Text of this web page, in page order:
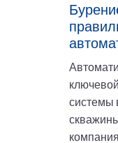
системы